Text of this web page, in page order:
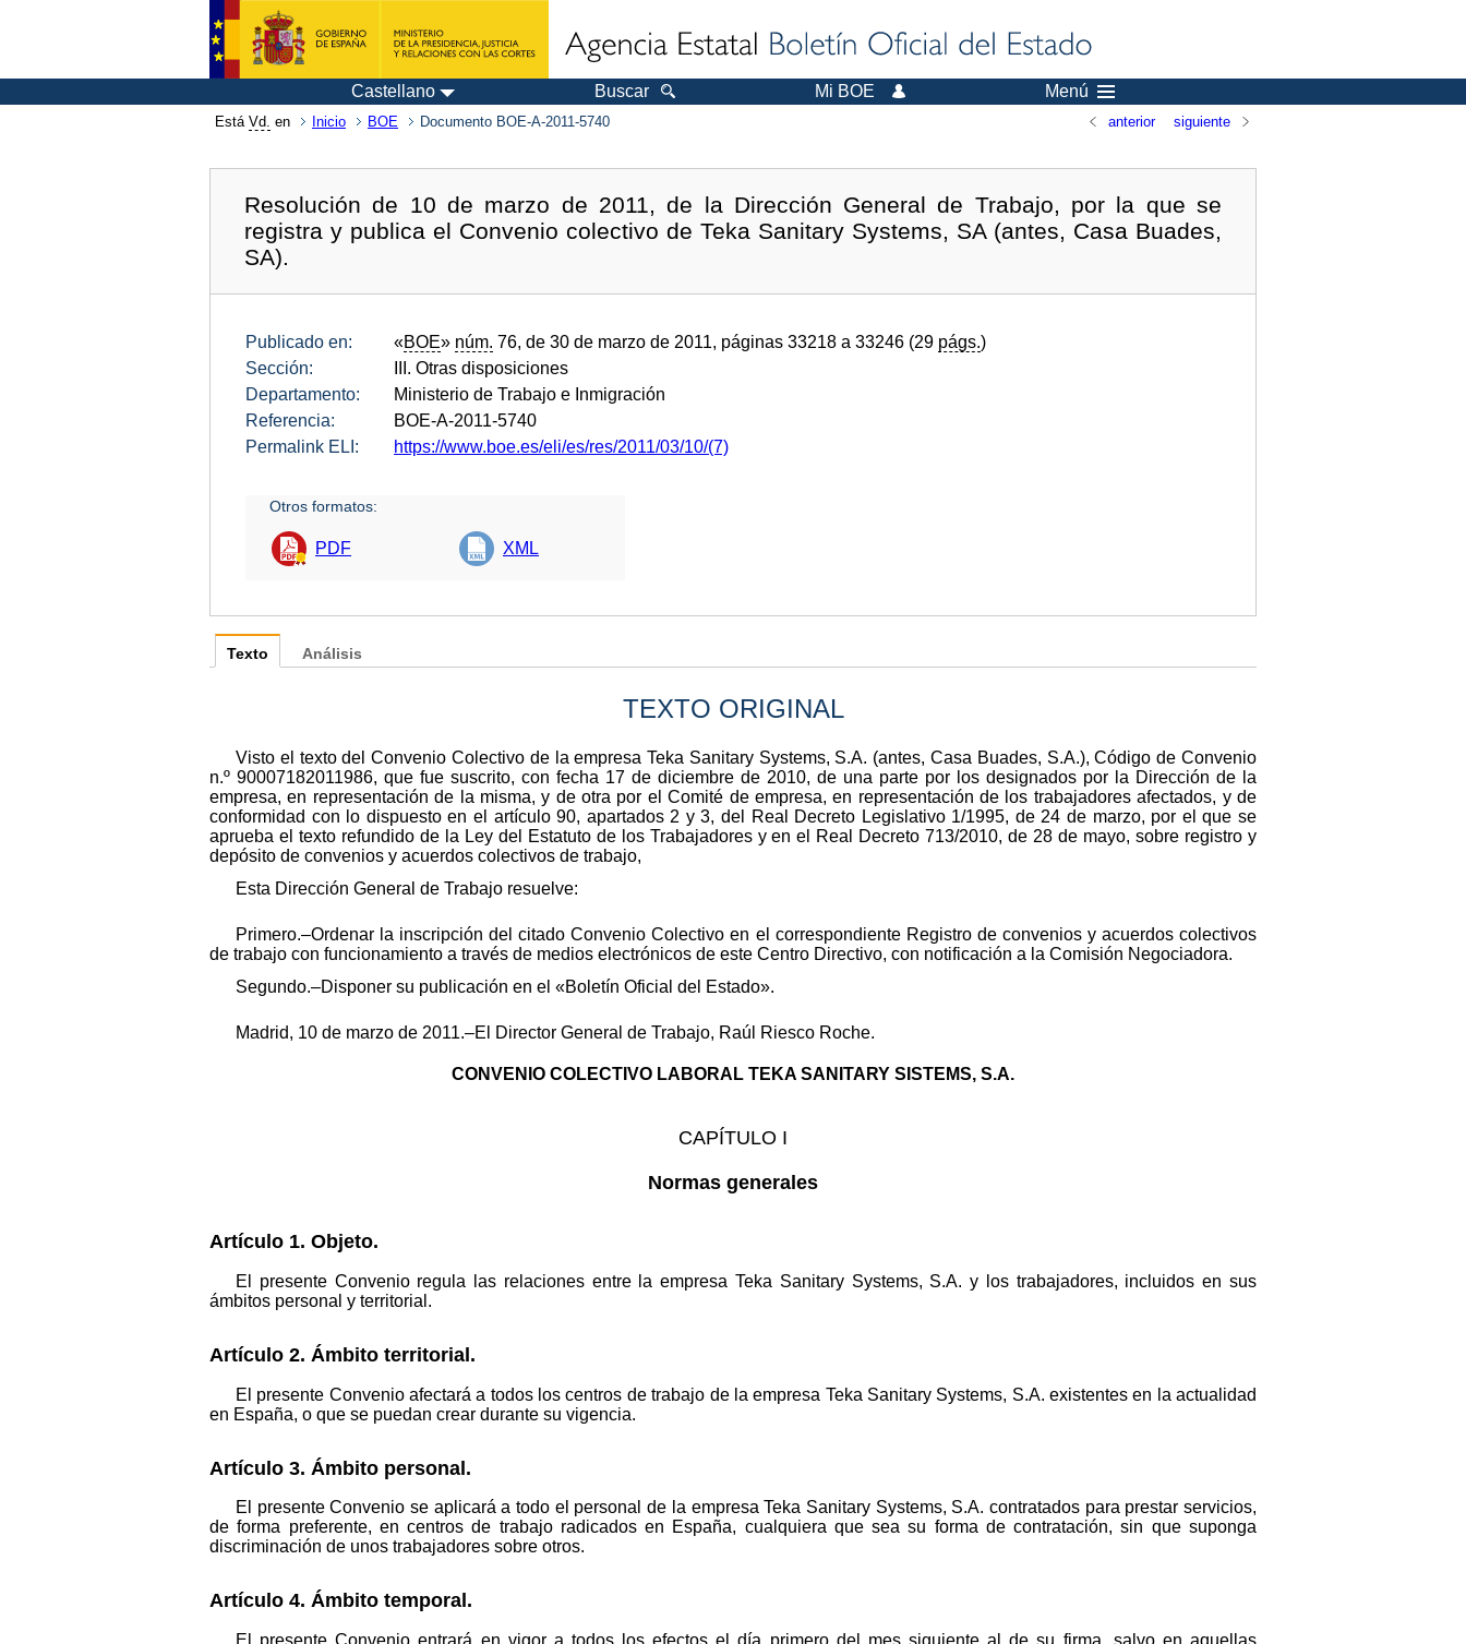
Castellano Buscar Mi BOE Menú
Está Vd. en Inicio BOE Documento BOE-A-2011-5740 anterior siguiente
Resolución de 10 de marzo de 2011, de la Dirección General de Trabajo, por la que se
registra y publica el Convenio colectivo de Teka Sanitary Systems, SA (antes, Casa Buades,
SA).
Publicado en: «BOE» núm. 76, de 30 de marzo de 2011, páginas 33218 a 33246 (29 págs.)
Sección:
III. Otras disposiciones
Departamento:
Ministerio de Trabajo e Inmigración
Referencia:
BOE-A-2011-5740
Permalink ELI:
https://www.boe.es/eli/es/res/2011/03/10/(7)
Otros formatos:
PDF XML
Texto
TEXTO ORIGINAL
Visto el texto del Convenio Colectivo de la empresa Teka Sanitary Systems, S.A. (antes, Casa Buades, S.A.), Código de Convenio
n.º 90007182011986, que fue suscrito, con fecha 17 de diciembre de 2010, de una parte por los designados por la Dirección de la
empresa, en representación de la misma, y de otra por el Comité de empresa, en representación de los trabajadores afectados, y de
conformidad con lo dispuesto en el artículo 90, apartados 2 y 3, del Real Decreto Legislativo 1/1995, de 24 de marzo, por el que se
aprueba el texto refundido de la Ley del Estatuto de los Trabajadores y en el Real Decreto 713/2010, de 28 de mayo, sobre registro y
depósito de convenios y acuerdos colectivos de trabajo,
Esta Dirección General de Trabajo resuelve:
Primero.–Ordenar la inscripción del citado Convenio Colectivo en el correspondiente Registro de convenios y acuerdos colectivos
de trabajo con funcionamiento a través de medios electrónicos de este Centro Directivo, con notificación a la Comisión Negociadora.
Segundo.–Disponer su publicación en el «Boletín Oficial del Estado».
Madrid, 10 de marzo de 2011.–El Director General de Trabajo, Raúl Riesco Roche.
CONVENIO COLECTIVO LABORAL TEKA SANITARY SISTEMS, S.A.
CAPÍTULO I
Normas generales
Artículo 1. Objeto.
El presente Convenio regula las relaciones entre la empresa Teka Sanitary Systems, S.A. y los trabajadores, incluidos en sus
ámbitos personal y territorial.
Artículo 2. Ámbito territorial.
El presente Convenio afectará a todos los centros de trabajo de la empresa Teka Sanitary Systems, S.A. existentes en la actualidad
en España, o que se puedan crear durante su vigencia.
Artículo 3. Ámbito personal.
El presente Convenio se aplicará a todo el personal de la empresa Teka Sanitary Systems, S.A. contratados para prestar servicios,
de forma preferente, en centros de trabajo radicados en España, cualquiera que sea su forma de contratación, sin que suponga
discriminación de unos trabajadores sobre otros.
Artículo 4. Ámbito temporal.
El presente Convenio entrará en vigor a todos los efectos el día primero del mes siguiente al de su firma, salvo en aquellas
Análisis